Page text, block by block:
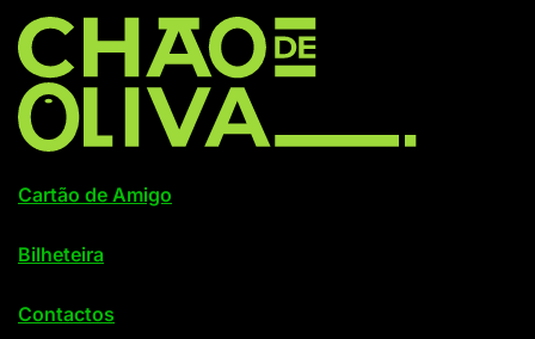
Cartão de Amigo
Bilheteira
Contactos